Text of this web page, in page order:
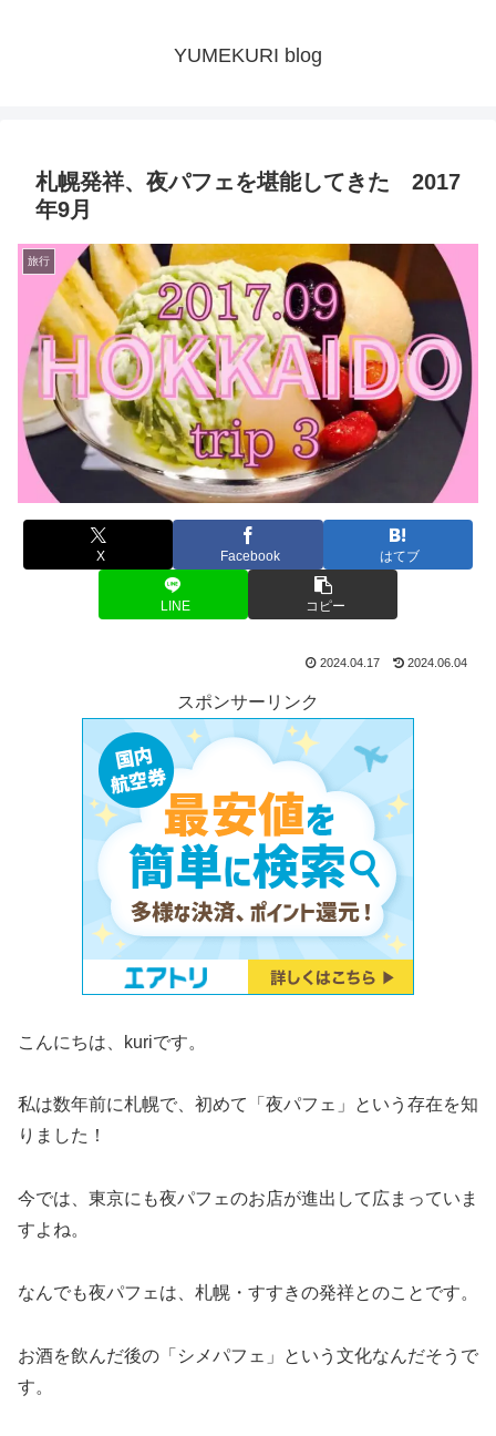
YUMEKURI blog
札幌発祥、夜パフェを堪能してきた 2017
年9月
旅行
X Facebook はてブ
LINE コピー
2024.04.17 2024.06.04
スポンサーリンク
こんにちは、kuriです。
私は数年前に札幌で、初めて「夜パフェ」という存在を知
りました！
今では、東京にも夜パフェのお店が進出して広まっていま
すよね。
なんでも夜パフェは、札幌・すすきの発祥とのことです。
お酒を飲んだ後の「シメパフェ」という文化なんだそうで
す。